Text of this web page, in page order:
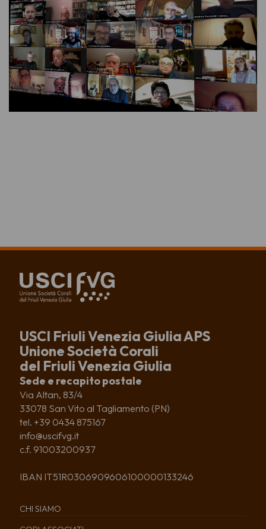
USCI Friuli Venezia Giulia APS
Unione Società Corali
del Friuli Venezia Giulia
Sede e recapito postale
Via Altan, 83/4
33078 San Vito al Tagliamento (PN)
tel. +39 0434 875167
info@uscifvg.it
c.f. 91003200937
IBAN IT51R0306909606100000133246
CHI SIAMO